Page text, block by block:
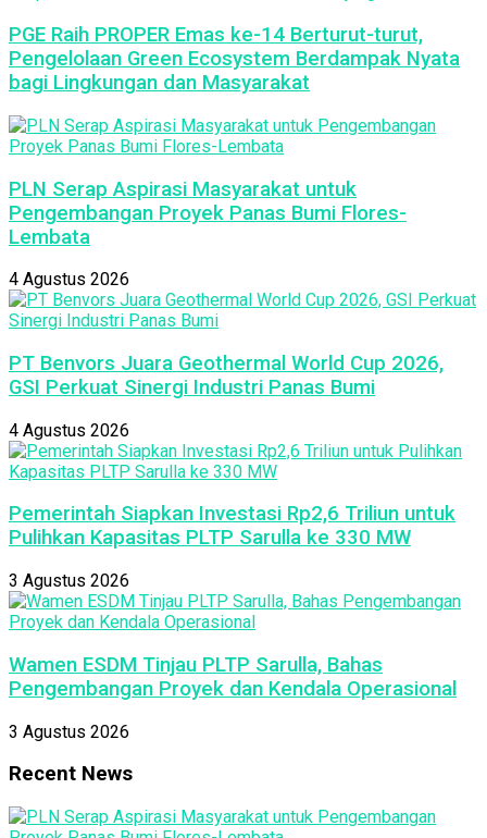
PGE Raih PROPER Emas ke-14 Berturut-turut,
Pengelolaan Green Ecosystem Berdampak Nyata
bagi Lingkungan dan Masyarakat
PLN Serap Aspirasi Masyarakat untuk
Pengembangan Proyek Panas Bumi Flores-
Lembata
4 Agustus 2026
PT Benvors Juara Geothermal World Cup 2026,
GSI Perkuat Sinergi Industri Panas Bumi
4 Agustus 2026
Pemerintah Siapkan Investasi Rp2,6 Triliun untuk
Pulihkan Kapasitas PLTP Sarulla ke 330 MW
3 Agustus 2026
Wamen ESDM Tinjau PLTP Sarulla, Bahas
Pengembangan Proyek dan Kendala Operasional
3 Agustus 2026
Recent News